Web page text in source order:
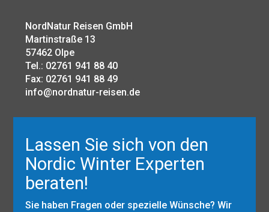
NordNatur Reisen GmbH
Martinstraße 13
57462 Olpe
Tel.: 02761 941 88 40
Fax: 02761 941 88 49
info@nordnatur-reisen.de
Lassen Sie sich von den
Nordic Winter Experten
beraten!
Sie haben Fragen oder spezielle Wünsche? Wir